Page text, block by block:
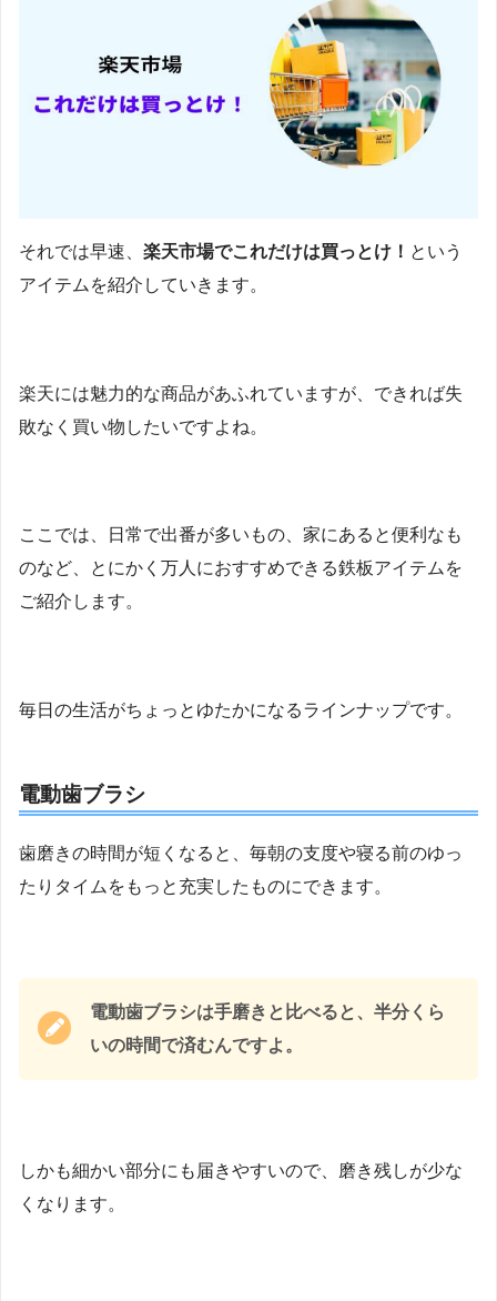
それでは早速、 楽天市場でこれだけは買っとけ！ という
アイテムを紹介していきます。
楽天には魅力的な商品があふれていますが、できれば失
敗なく買い物したいですよね。
ここでは、日常で出番が多いもの、家にあると便利なも
のなど、とにかく万人におすすめできる鉄板アイテムを
ご紹介します。
毎日の生活がちょっとゆたかになるラインナップです。
電動歯ブラシ
歯磨きの時間が短くなると、毎朝の支度や寝る前のゆっ
たりタイムをもっと充実したものにできます。
電動歯ブラシは手磨きと比べると、半分くら
いの時間で済むんですよ。
しかも細かい部分にも届きやすいので、磨き残しが少な
くなります。